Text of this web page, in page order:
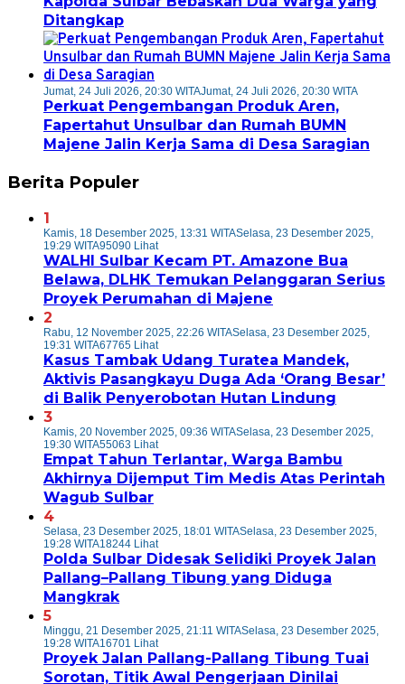
Ditangkap
Jumat, 24 Juli 2026, 20:30 WITAJumat, 24 Juli 2026, 20:30 WITA
Perkuat Pengembangan Produk Aren,
Fapertahut Unsulbar dan Rumah BUMN
Majene Jalin Kerja Sama di Desa Saragian
Berita Populer
1
Kamis, 18 Desember 2025, 13:31 WITASelasa, 23 Desember 2025,
19:29 WITA95090 Lihat
WALHI Sulbar Kecam PT. Amazone Bua
Belawa, DLHK Temukan Pelanggaran Serius
Proyek Perumahan di Majene
2
Rabu, 12 November 2025, 22:26 WITASelasa, 23 Desember 2025,
19:31 WITA67765 Lihat
Kasus Tambak Udang Turatea Mandek,
Aktivis Pasangkayu Duga Ada ‘Orang Besar’
di Balik Penyerobotan Hutan Lindung
3
Kamis, 20 November 2025, 09:36 WITASelasa, 23 Desember 2025,
19:30 WITA55063 Lihat
Empat Tahun Terlantar, Warga Bambu
Akhirnya Dijemput Tim Medis Atas Perintah
Wagub Sulbar
4
Selasa, 23 Desember 2025, 18:01 WITASelasa, 23 Desember 2025,
19:28 WITA18244 Lihat
Polda Sulbar Didesak Selidiki Proyek Jalan
Pallang–Pallang Tibung yang Diduga
Mangkrak
5
Minggu, 21 Desember 2025, 21:11 WITASelasa, 23 Desember 2025,
19:28 WITA16701 Lihat
Proyek Jalan Pallang-Pallang Tibung Tuai
Sorotan, Titik Awal Pengerjaan Dinilai